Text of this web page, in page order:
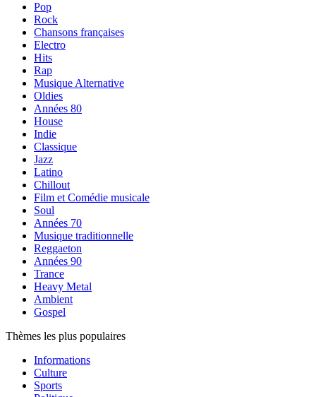
Pop
Rock
Chansons françaises
Electro
Hits
Rap
Musique Alternative
Oldies
Années 80
House
Indie
Classique
Jazz
Latino
Chillout
Film et Comédie musicale
Soul
Années 70
Musique traditionnelle
Reggaeton
Années 90
Trance
Heavy Metal
Ambient
Gospel
Thèmes les plus populaires
Informations
Culture
Sports